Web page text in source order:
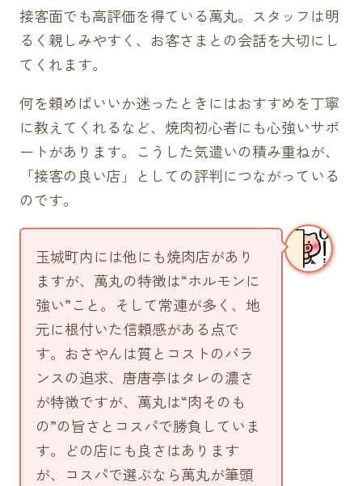
接客面でも高評価を得ている萬丸。スタッフは明
るく親しみやすく、お客さまとの会話を大切にし
てくれます。
何を頼めばいいか迷ったときにはおすすめを丁寧
に教えてくれるなど、焼肉初心者にも心強いサポ
ートがあります。こうした気遣いの積み重ねが、
「接客の良い店」としての評判につながっている
のです。
玉城町内には他にも焼肉店があり
ますが、萬丸の特徴は“ホルモンに
強い”こと。そして常連が多く、地
元に根付いた信頼感がある点で
す。おさやんは質とコストのバラ
ンスの追求、唐唐亭はタレの濃さ
が特徴ですが、萬丸は“肉そのも
の”の旨さとコスパで勝負していま
す。どの店にも良さはあります
が、コスパで選ぶなら萬丸が筆頭